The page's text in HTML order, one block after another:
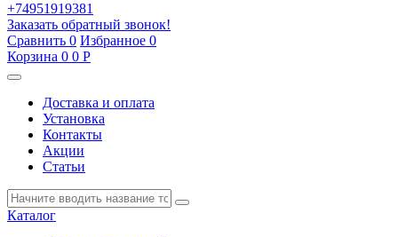
+74951919381
Заказать обратный звонок!
Сравнить 0 Избранное 0
Корзина 0 0 Р
Доставка и оплата
Установка
Контакты
Акции
Статьи
Каталог